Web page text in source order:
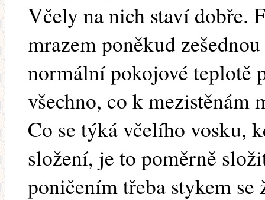
Včely na nich staví dobře.
mrazem poněkud
normální pokojové teplotě
všechno, co k mezistěnám
Co se týká včelího vosku,
složení, je to poměrně
poničením třeba stykem se